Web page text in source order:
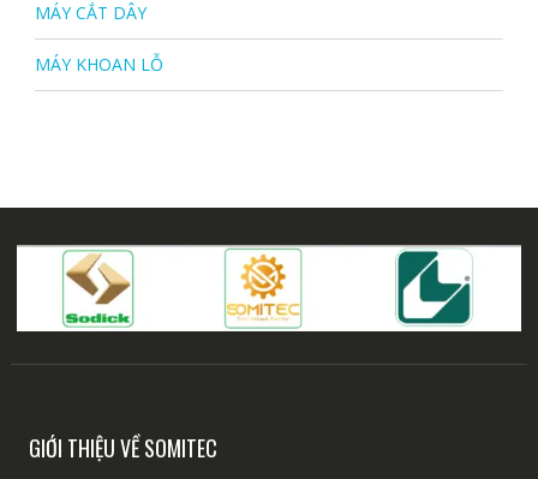
MÁY CẮT DÂY
MÁY KHOAN LỖ
GIỚI THIỆU VỀ SOMITEC